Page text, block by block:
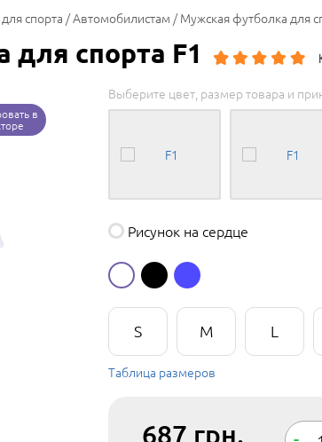
спорта Автомобилистам Мужская футболка для
спорта F1
в
Выберите цвет, размер товара и
Рисунок на сердце
S M L
Таблица размеров
687 грн. -